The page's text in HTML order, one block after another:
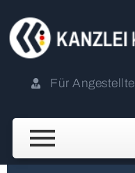
Für Angestellte